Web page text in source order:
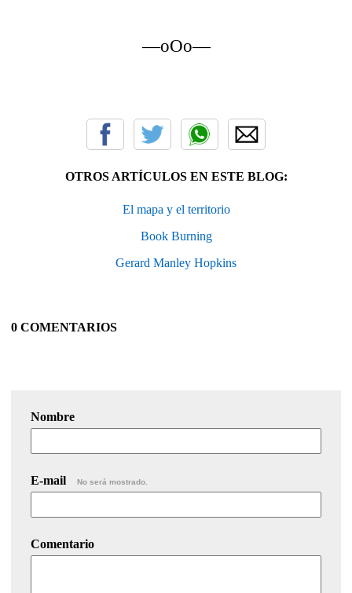
—oOo—
OTROS ARTÍCULOS EN ESTE BLOG:
El mapa y el territorio
Book Burning
Gerard Manley Hopkins
0 COMENTARIOS
Nombre
E-mail No será mostrado.
Comentario